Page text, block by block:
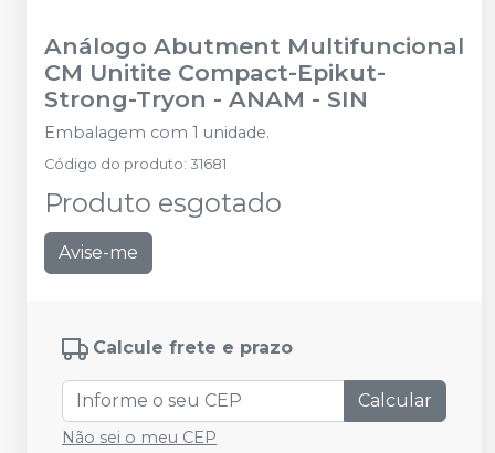
Análogo Abutment Multifuncional
CM Unitite Compact-Epikut-
Strong-Tryon - ANAM - SIN
Embalagem com 1 unidade.
Código do produto: 31681
Produto esgotado
Avise-me
Calcule frete e prazo
Calcular
Não sei o meu CEP